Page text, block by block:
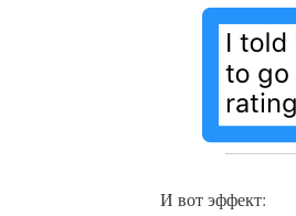
И вот эффект: